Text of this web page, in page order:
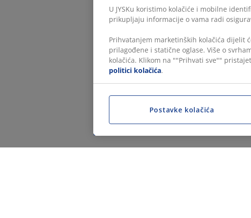
U JYSKu koristimo kolačiće i mobilne
prikupljaju informacije o vama radi
Prihvatanjem marketinških kolačića dijelit
prilagođene i statične oglase. Više o
kolačića. Klikom na ""Prihvati sve""
politici kolačića.
Postavke kolačića